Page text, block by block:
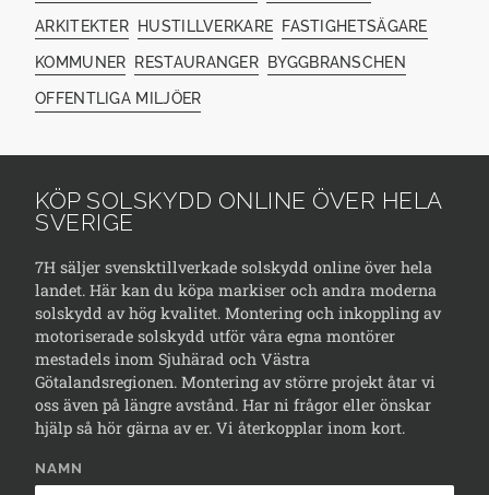
ARKITEKTER HUSTILLVERKARE FASTIGHETSÄGARE
KOMMUNER RESTAURANGER BYGGBRANSCHEN
OFFENTLIGA MILJÖER
KÖP SOLSKYDD ONLINE ÖVER HELA
SVERIGE
7H säljer svensktillverkade solskydd online över hela
landet. Här kan du köpa markiser och andra moderna
solskydd av hög kvalitet. Montering och inkoppling av
motoriserade solskydd utför våra egna montörer
mestadels inom Sjuhärad och Västra
Götalandsregionen. Montering av större projekt åtar vi
oss även på längre avstånd. Har ni frågor eller önskar
hjälp så hör gärna av er. Vi återkopplar inom kort.
NAMN